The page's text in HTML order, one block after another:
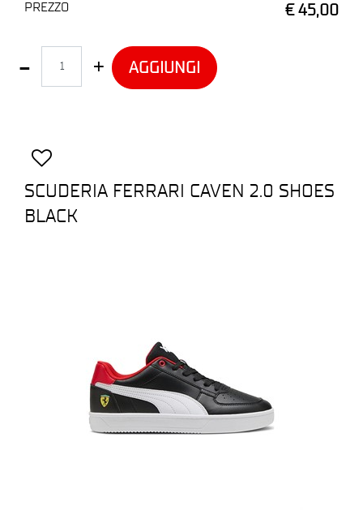
PREZZO € 45,00
AGGIUNGI
SCUDERIA FERRARI CAVEN 2.0 SHOES
BLACK